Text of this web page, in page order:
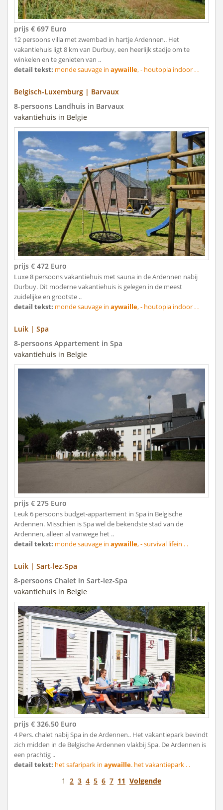
prijs € 697 Euro
12 persoons villa met zwembad in hartje Ardennen.. Het
vakantiehuis ligt 8 km van Durbuy, een heerlijk stadje om te
winkelen en te genieten van ..
detail tekst: monde sauvage in aywaille, - houtopia indoor . .
Belgisch-Luxemburg | Barvaux
8-persoons Landhuis in Barvaux
vakantiehuis in Belgie
prijs € 472 Euro
Luxe 8 persoons vakantiehuis met sauna in de Ardennen nabij
Durbuy. Dit moderne vakantiehuis is gelegen in de meest
zuidelijke en grootste ..
detail tekst: monde sauvage in aywaille, - houtopia indoor . .
Luik | Spa
8-persoons Appartement in Spa
vakantiehuis in Belgie
prijs € 275 Euro
Leuk 6 persoons budget-appartement in Spa in Belgische
Ardennen. Misschien is Spa wel de bekendste stad van de
Ardennen, alleen al vanwege het ..
detail tekst: monde sauvage in aywaille, - survival lifein . .
Luik | Sart-lez-Spa
8-persoons Chalet in Sart-lez-Spa
vakantiehuis in Belgie
prijs € 326.50 Euro
4 Pers. chalet nabij Spa in de Ardennen.. Het vakantiepark bevindt
zich midden in de Belgische Ardennen vlakbij Spa. De Ardennen is
een prachtig ..
detail tekst: het safaripark in aywaille. het vakantiepark . .
1 2 3 4 5 6 7 11 Volgende